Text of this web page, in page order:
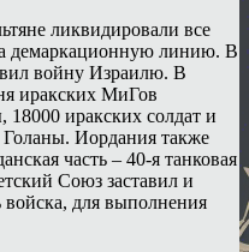
ликвидировали все
демаркационную линию. В
войну Израилю. В
иракских МиГов
18000 иракских солдат и
Иордания также
часть – 40-я танковая
Союз заставил и
войска, для выполнения